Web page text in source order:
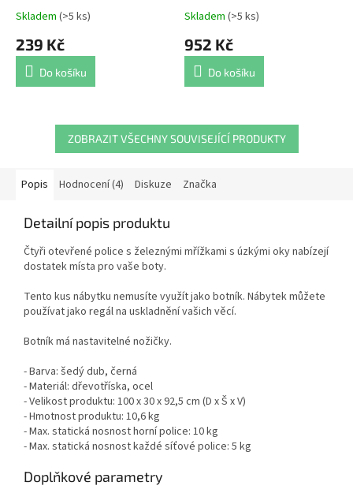
Průměrné
produktu
5,0
hvězdiček.
Skladem (>5 ks)
239 Kč
Do košíku
Průměrné
produktu
5,0
hvězdiček.
Skladem (>5 ks)
952 Kč
Do košíku
ZOBRAZIT VŠECHNY SOUVISEJÍCÍ PRODUKTY
Popis Hodnocení (4) Diskuze Značka
Detailní popis produktu
Čtyři otevřené police s železnými mřížkami s úzkými oky nabízejí
dostatek místa pro vaše boty.
Tento kus nábytku nemusíte využít jako botník. Nábytek můžete
používat jako regál na uskladnění vašich věcí.
Botník má nastavitelné nožičky.
- Barva: šedý dub, černá
- Materiál: dřevotříska, ocel
- Velikost produktu: 100 x 30 x 92,5 cm (D x Š x V)
- Hmotnost produktu: 10,6 kg
- Max. statická nosnost horní police: 10 kg
- Max. statická nosnost každé síťové police: 5 kg
Doplňkové parametry